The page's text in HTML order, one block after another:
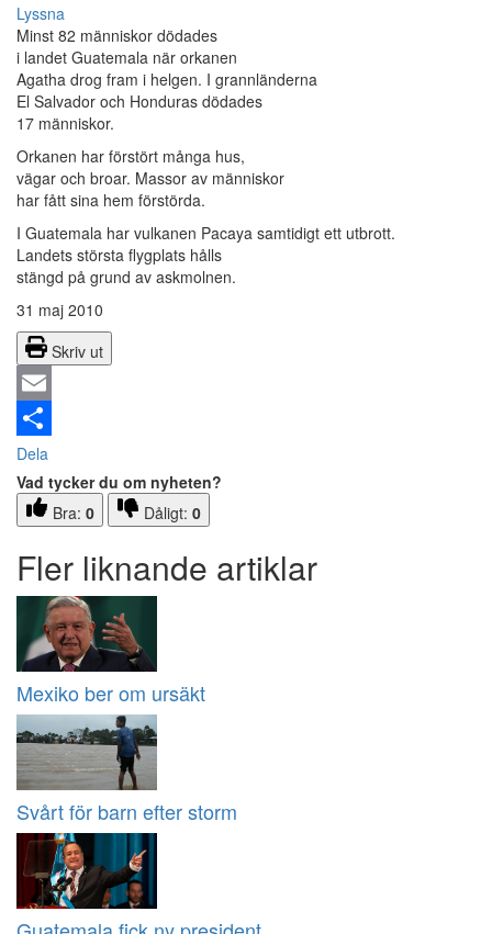
Lyssna
Minst 82 människor dödades
i landet Guatemala när orkanen
Agatha drog fram i helgen. I grannländerna
El Salvador och Honduras dödades
17 människor.
Orkanen har förstört många hus,
vägar och broar. Massor av människor
har fått sina hem förstörda.
I Guatemala har vulkanen Pacaya samtidigt ett utbrott.
Landets största flygplats hålls
stängd på grund av askmolnen.
31 maj 2010
Skriv ut
Email
Dela
Vad tycker du om nyheten?
Bra: 0 Dåligt: 0
Fler liknande artiklar
Mexiko ber om ursäkt
Svårt för barn efter storm